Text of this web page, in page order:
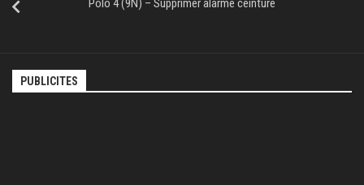
Polo 4 (9N) – Supprimer alarme ceinture
PUBLICITES